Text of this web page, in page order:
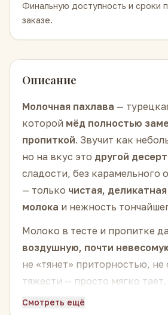
Финальную доступность и сроки
заказе.
Описание
Молочная пахлава —
которой мёд полностью
пропиткой. Звучит как
но на вкус это другой десерт
сладости, без карамельного
— только чистая,
молока и нежность
Молоко в тесте и пропитке
воздушную, почти
не «тянет» приторностью, не
тяжести — просто мягко
лёгкая пахлава
Смотреть ещё